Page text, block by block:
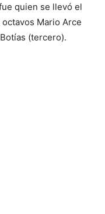
quien se llevó el
Mario Arce
(tercero).